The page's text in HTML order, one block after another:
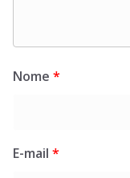
Nome *
E-mail *